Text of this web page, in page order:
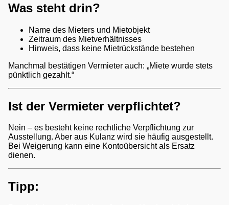
Was steht drin?
Name des Mieters und Mietobjekt
Zeitraum des Mietverhältnisses
Hinweis, dass keine Mietrückstände bestehen
Manchmal bestätigen Vermieter auch: „Miete wurde stets
pünktlich gezahlt.“
Ist der Vermieter verpflichtet?
Nein – es besteht keine rechtliche Verpflichtung zur
Ausstellung. Aber aus Kulanz wird sie häufig ausgestellt.
Bei Weigerung kann eine Kontoübersicht als Ersatz
dienen.
Tipp: